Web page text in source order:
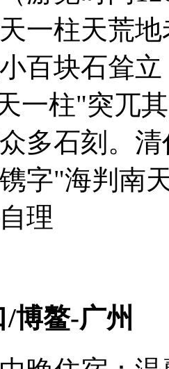
一柱天荒
百块石耸
一柱"突兀
多石刻。
字"海判南
理
博鳌-广州